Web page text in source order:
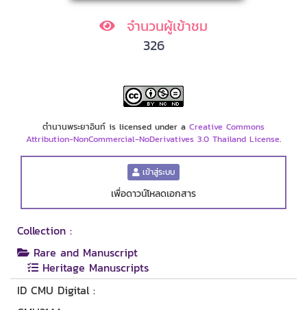
จำนวนผู้เข้าชม
326
ตำนานพระยาอินท์ is licensed under a Creative Commons
Attribution-NonCommercial-NoDerivatives 3.0 Thailand License.
เข้าสู่ระบบ
เพื่อดาวน์โหลดเอกสาร
Collection :
Rare and Manuscript
Heritage Manuscripts
ID CMU Digital :